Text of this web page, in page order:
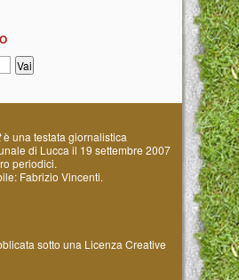
è una testata giornalistica
di Lucca il 19 settembre 2007
periodici.
Fabrizio Vincenti.
sotto una Licenza Creative